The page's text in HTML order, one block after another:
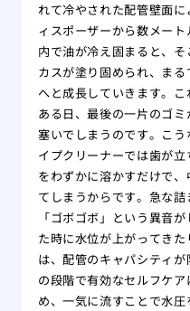
れて冷やされた配管壁面
ィスポーザーから数メー
内で油が冷え固まると、
カスが塗り固められ、ま
へと成長していきます。こ
ある日、最後の一片のゴ
塞いでしまうのです。こ
イプクリーナーでは歯が
をわずかに溶かすだけで
てしまうからです。急な
「ゴボゴボ」という異音
た時に水位が上がってき
は、配管のキャパシティ
の段階で有効なセルフケ
め、一気に流すことで水